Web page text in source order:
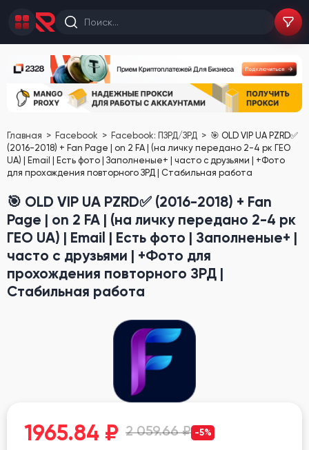
Главная Facebook Facebook: ПЗРД/ЗРД
🎯 OLD VIP UA PZRD✅
(2016-2018) + Fan Page | on 2 FA | (на личку передано 2-4 рк ГЕО
UA) | Email | Есть фото | Заполненые+ | часто с друзьями | +Фото
для прохождения повторного ЗРД | Стабильная работа
🎯 OLD VIP UA PZRD✅ (2016-2018) + Fan
Page | on 2 FA | (на личку передано 2-4 рк
ГЕО UA) | Email | Есть фото | Заполненые+ |
часто с друзьями | +Фото для
прохождения повторного ЗРД |
Стабильная работа
1965.84 ₽ 2 059.66 ₽ -5%